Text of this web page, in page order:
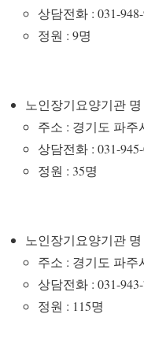
상담전화 : 031-
정원 : 9명
노인장기요양기관 명
주소 : 경기도 파주
상담전화 : 031-945-
정원 : 35명
노인장기요양기관 명
주소 : 경기도 파주
상담전화 : 031-
정원 : 115명